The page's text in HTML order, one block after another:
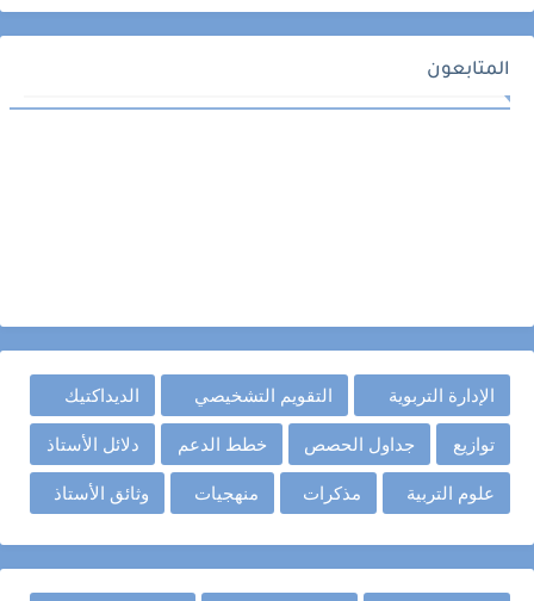
المتابعون
الإدارة التربوية التقويم التشخيصي الديداكتيك
توازيع جداول الحصص خطط الدعم دلائل الأستاذ
علوم التربية مذكرات منهجيات وثائق الأستاذ